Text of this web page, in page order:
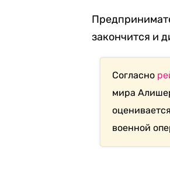
закончится и
Согласно
мира
военной